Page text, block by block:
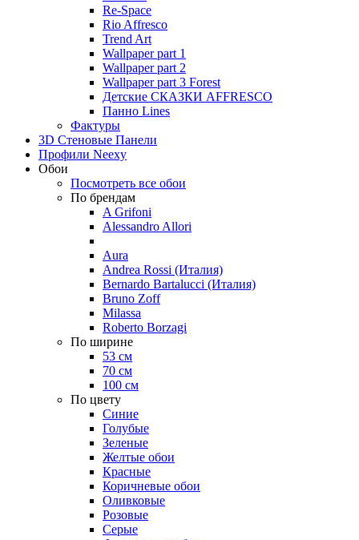
Re-Space
Rio Affresco
Trend Art
Wallpaper part 1
Wallpaper part 2
Wallpaper part 3 Forest
Детские СКАЗКИ AFFRESCO
Панно Lines
Фактуры
3D Стеновые Панели
Профили Neexy
Обои
Посмотреть все обои
По брендам
A Grifoni
Alessandro Allori
Aura
Andrea Rossi (Италия)
Bernardo Bartalucci (Италия)
Bruno Zoff
Milassa
Roberto Borzagi
По ширине
53 см
70 см
100 см
По цвету
Синие
Голубые
Зеленые
Желтые обои
Красные
Коричневые обои
Оливковые
Розовые
Серые